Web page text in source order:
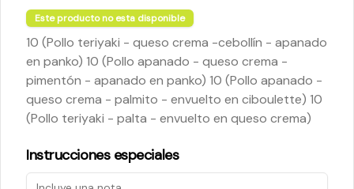
$5.200
Cheese Roll
Queso crema - palta - cebollín
$5.200
Este producto no esta disponible
10 (Pollo teriyaki - queso crema -cebollín - apanado
en panko) 10 (Pollo apanado - queso crema -
pimentón - apanado en panko) 10 (Pollo apanado -
queso crema - palmito - envuelto en ciboulette) 10
(Pollo teriyaki - palta - envuelto en queso crema)
Instrucciones especiales